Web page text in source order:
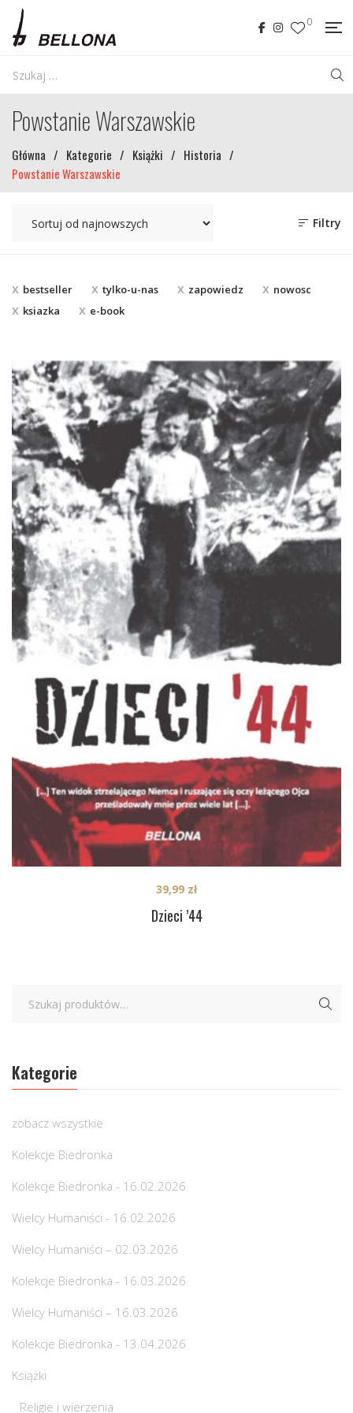
0
Powstanie Warszawskie
Główna / Kategorie / Książki / Historia /
Powstanie Warszawskie
Filtry
bestseller tylko-u-nas zapowiedz
nowosc
ksiazka
e-book
Dzieci ’44
39,99 zł
Kategorie
zobacz wszystkie
Kolekcje Biedronka
Kolekcje Biedronka - 16.02.2026
Wielcy Humaniści - 16.02.2026
Wielcy Humaniści – 02.03.2026
Kolekcje Biedronka - 16.03.2026
Wielcy Humaniści – 16.03.2026
Kolekcje Biedronka - 13.04.2026
Książki
Religie i wierzenia